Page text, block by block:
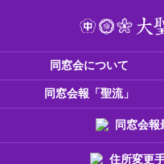
同窓会について
同窓会報「聖流」
同窓会
住所変更